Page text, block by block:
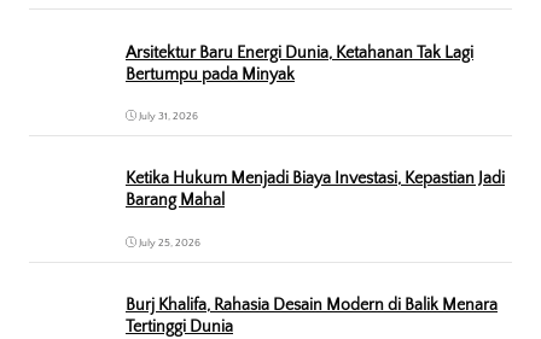
Arsitektur Baru Energi Dunia, Ketahanan Tak Lagi
Bertumpu pada Minyak
July 31, 2026
Ketika Hukum Menjadi Biaya Investasi, Kepastian Jadi
Barang Mahal
July 25, 2026
Burj Khalifa, Rahasia Desain Modern di Balik Menara
Tertinggi Dunia